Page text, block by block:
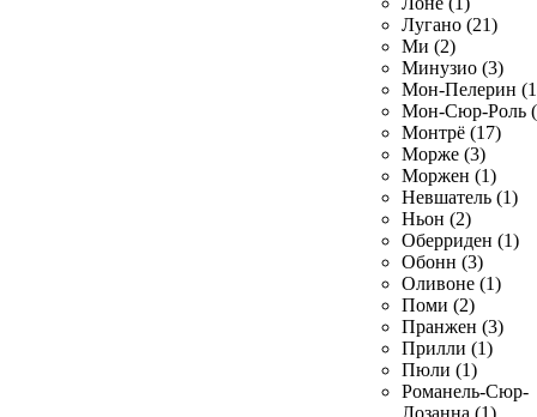
Лугано (21)
Ми (2)
Минузио (3)
Мон-Пелерин
Мон-Сюр-Роль
Монтрё (17)
Морже (3)
Моржен (1)
Невшатель (1)
Ньон (2)
Оберриден (1)
Обонн (3)
Оливоне (1)
Поми (2)
Пранжен (3)
Прилли (1)
Пюли (1)
Романель-Сюр-
Лозанна (1)